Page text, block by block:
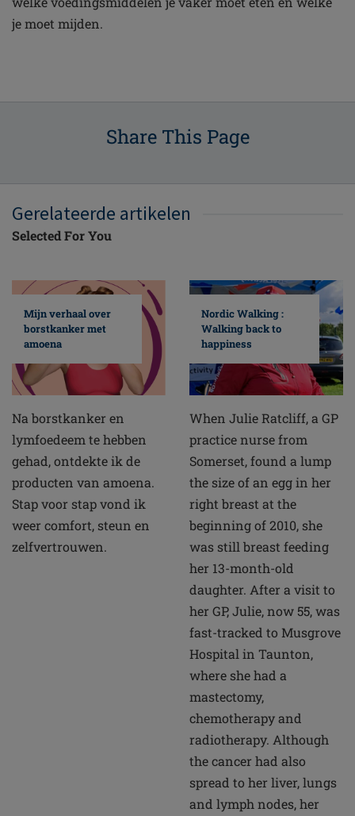
je moet mijden.
Share This Page
Gerelateerde artikelen
Selected For You
Mijn verhaal over
borstkanker met
amoena
Na borstkanker en
lymfoedeem te hebben
gehad, ontdekte ik de
producten van amoena.
Stap voor stap vond ik
weer comfort, steun en
zelfvertrouwen.
Nordic Walking :
Walking back to
happiness
When Julie Ratcliff, a GP
practice nurse from
Somerset, found a lump
the size of an egg in her
right breast at the
beginning of 2010, she
was still breast feeding
her 13-month-old
daughter. After a visit to
her GP, Julie, now 55, was
fast-tracked to Musgrove
Hospital in Taunton,
where she had a
mastectomy,
chemotherapy and
radiotherapy. Although
the cancer had also
spread to her liver, lungs
and lymph nodes, her